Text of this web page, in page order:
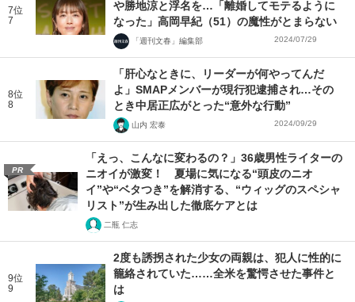
7位
7
や勝地涼と浮名を…「離婚してモテるように
なった」高岡早紀（51）の魔性がとまらない
「週刊文春」編集部 2024/07/29
8位
8
「肝心なときに、リーダーが何やってんだ
よ」SMAPメンバーが現行犯逮捕され…その
とき中居正広がとった“意外な行動”
山内 宏泰 2024/09/29
PR
「えっ、こんなに変わるの？」36歳男性ライターの
ニオイが激変！ 夏場に気になる“頭皮のニオ
イ”や“ベタつき”を解消する、“ウィッグのスペシャ
リスト”が生み出した徹底ケアとは
二瓶 仁志
9位
9
2度も誘拐された少女の両親は、犯人に性的に
籠絡されていた……全米を驚愕させた事件と
は